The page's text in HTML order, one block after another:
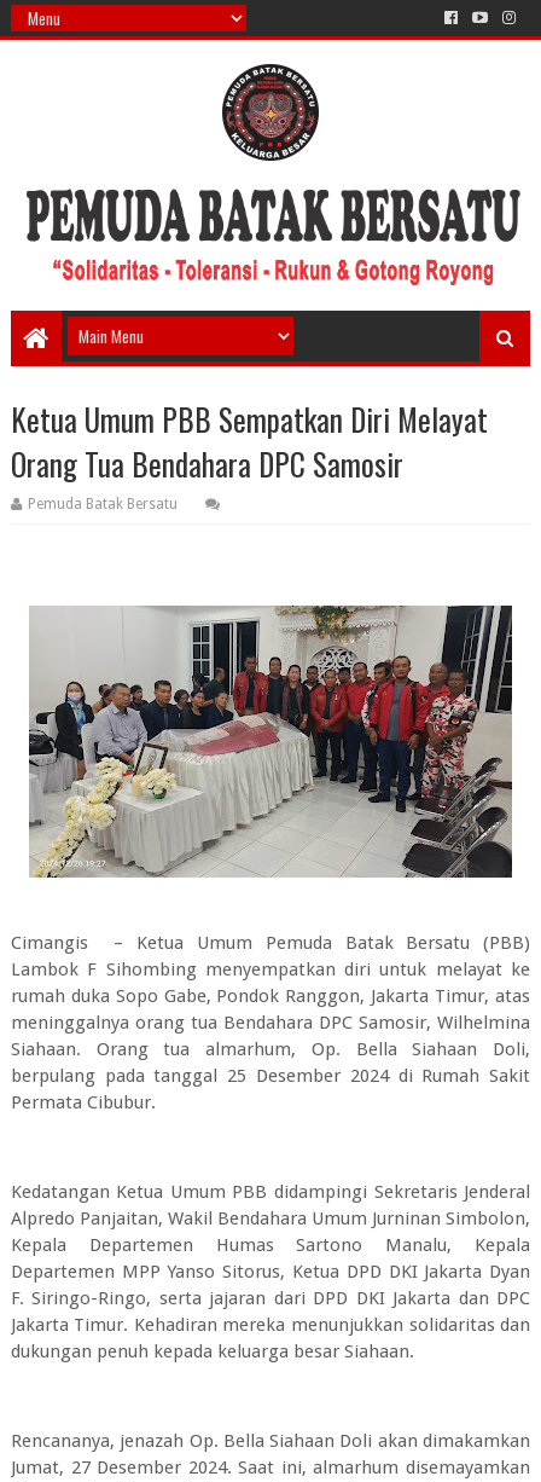
Ketua Umum PBB Sempatkan Diri Melayat
Orang Tua Bendahara DPC Samosir
Pemuda Batak Bersatu
Cimangis – Ketua Umum Pemuda Batak Bersatu (PBB)
Lambok F Sihombing menyempatkan diri untuk melayat ke
rumah duka Sopo Gabe, Pondok Ranggon, Jakarta Timur, atas
meninggalnya orang tua Bendahara DPC Samosir, Wilhelmina
Siahaan. Orang tua almarhum, Op. Bella Siahaan Doli,
berpulang pada tanggal 25 Desember 2024 di Rumah Sakit
Permata Cibubur.
Kedatangan Ketua Umum PBB didampingi Sekretaris Jenderal
Alpredo Panjaitan, Wakil Bendahara Umum Jurninan Simbolon,
Kepala Departemen Humas Sartono Manalu, Kepala
Departemen MPP Yanso Sitorus, Ketua DPD DKI Jakarta Dyan
F. Siringo-Ringo, serta jajaran dari DPD DKI Jakarta dan DPC
Jakarta Timur. Kehadiran mereka menunjukkan solidaritas dan
dukungan penuh kepada keluarga besar Siahaan.
Rencananya, jenazah Op. Bella Siahaan Doli akan dimakamkan
Jumat, 27 Desember 2024. Saat ini, almarhum disemayamkan